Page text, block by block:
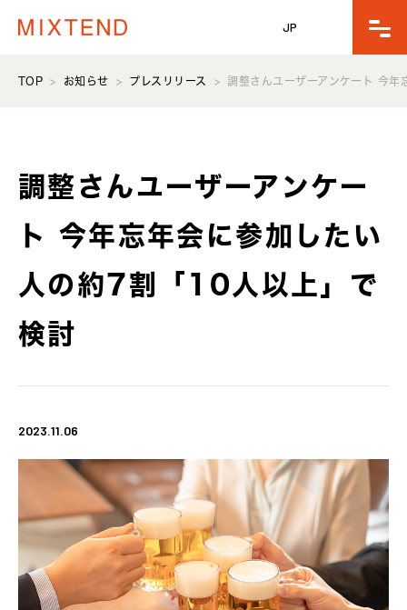
JP
TOP お知らせ プレスリリース 調整さんユーザーアンケート 今
調整さんユーザーアンケー
ト 今年忘年会に参加したい
人の約7割「10人以上」で
検討
2023.11.06